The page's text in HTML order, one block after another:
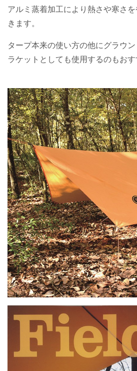
アルミ蒸着加工により熱さや寒さ
きます。
タープ本来の使い方の他にグラウ
ラケットとしても使用するのもおす